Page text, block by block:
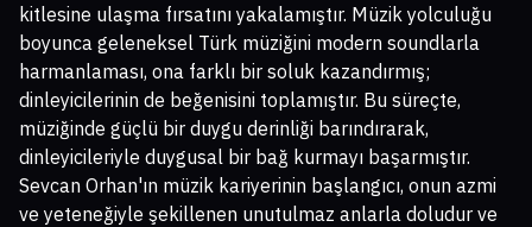
kitlesine ulaşma fırsatını yakalamıştır. Müzik yolculuğu
boyunca geleneksel Türk müziğini modern soundlarla
harmanlaması, ona farklı bir soluk kazandırmış;
dinleyicilerinin de beğenisini toplamıştır. Bu süreçte,
müziğinde güçlü bir duygu derinliği barındırarak,
dinleyicileriyle duygusal bir bağ kurmayı başarmıştır.
Sevcan Orhan'ın müzik kariyerinin başlangıcı, onun azmi
ve yeteneğiyle şekillenen unutulmaz anlarla doludur ve